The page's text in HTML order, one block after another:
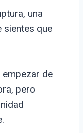
una
sientes que
empezar de
pero